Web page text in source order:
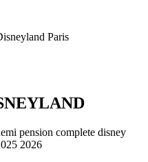
Paris